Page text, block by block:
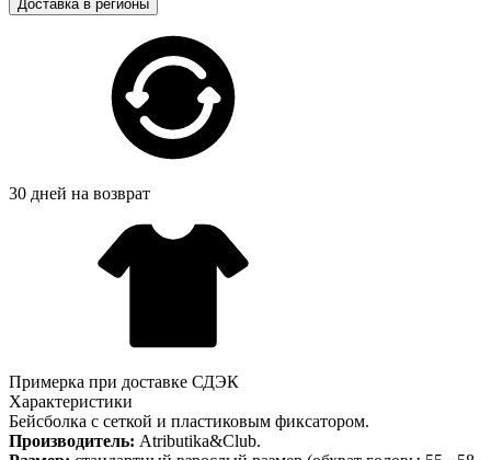
Доставка в регионы
30 дней на возврат
Примерка при доставке СДЭК
Характеристики
Бейсболка с сеткой и пластиковым фиксатором.
Производитель: Atributika&Club.